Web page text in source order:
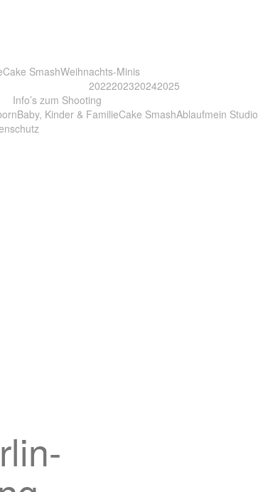
Cake SmashWeihnachts-Minis
2022202320242025
Info’s zum Shooting
Baby, Kinder & FamilieCake SmashAblaufmein Studio